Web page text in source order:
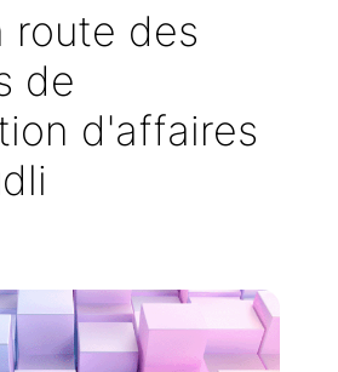
route des
de
d'affaires